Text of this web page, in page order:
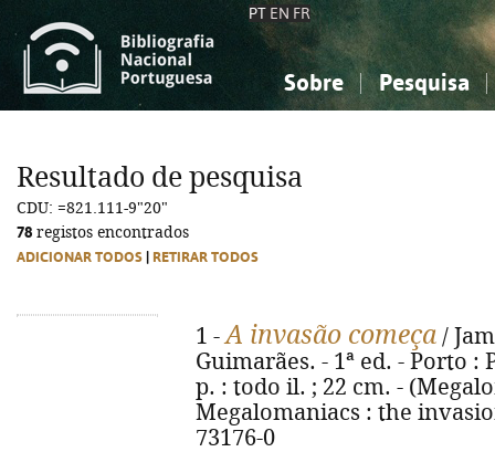
PT EN FR
Sobre Pesquisa
Ciências sociais...
Ciências sociais...
Resultado de pesquisa
CDU: =821.111-9"20"
78 registos encontrados
ADICIONAR TODOS RETIRAR TODOS
1 -A invasão começa /
Guimarães. - 1ª ed. - Porto :
p. : todo il. ; 22 cm. -
Megalomaniacs : the
73176-0